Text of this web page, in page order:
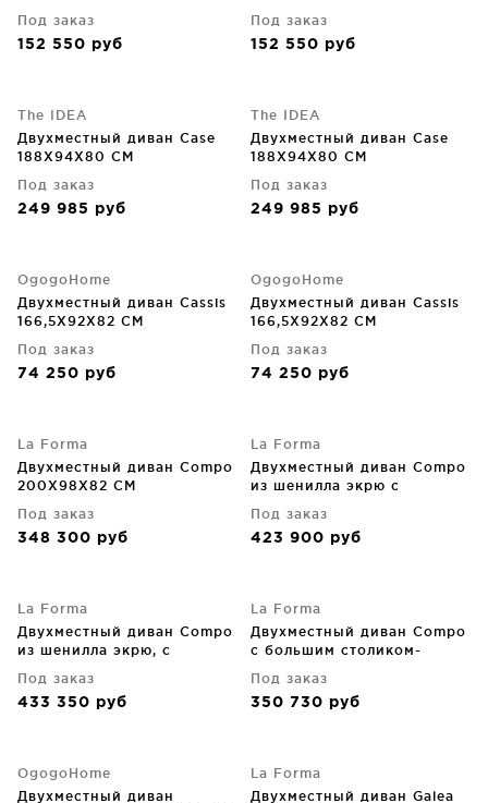
Под заказ
152 550 руб
Под заказ
152 550 руб
The IDEA
Двухместный диван Case
188X94X80 CM
Под заказ
249 985 руб
The IDEA
Двухместный диван Case
188X94X80 CM
Под заказ
249 985 руб
OgogoHome
Двухместный диван Cassis
166,5X92X82 CM
Под заказ
74 250 руб
OgogoHome
Двухместный диван Cassis
166,5X92X82 CM
Под заказ
74 250 руб
La Forma
Двухместный диван Compo
200X98X82 CM
Под заказ
348 300 руб
La Forma
Двухместный диван Compo
из шенилла экрю с
подносом под дубовый
шпон и бежевым
Под заказ
423 900 руб
La Forma
Двухместный диван Compo
из шенилла экрю, с
дубового шпона и
бежевым металлическим
Под заказ
433 350 руб
La Forma
Двухместный диван Compo
с большим столиком-
металлическим каркасом
200X98X82 CM
Под заказ
350 730 руб
OgogoHome
Двухместный диван
La Forma
Двухместный диван Galea